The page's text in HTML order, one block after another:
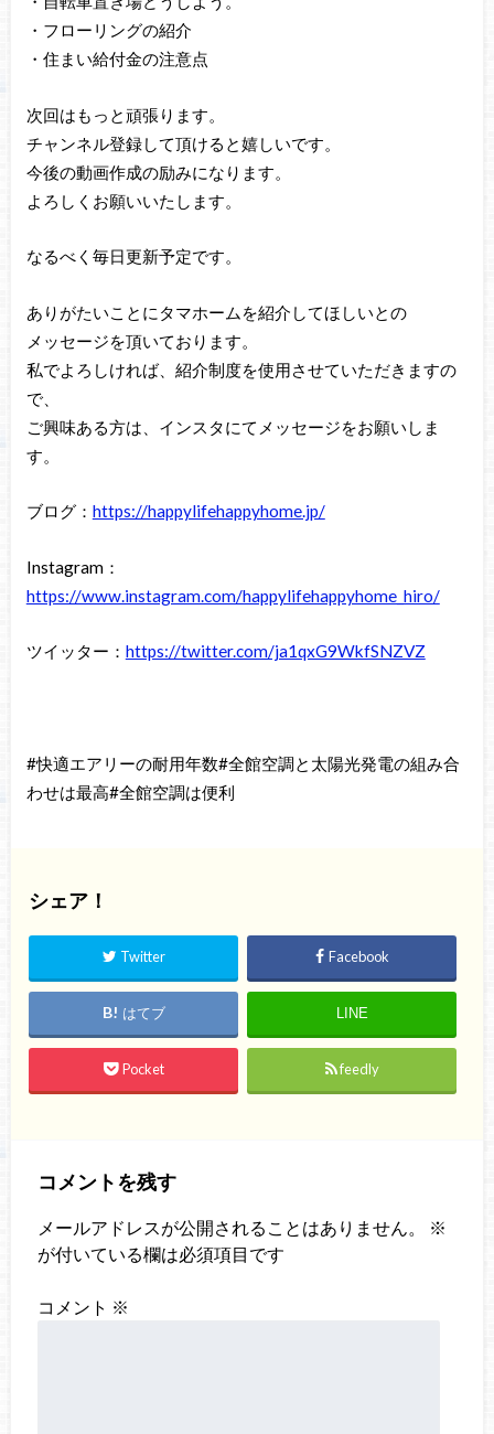
・フローリングの紹介
・住まい給付金の注意点
次回はもっと頑張ります。
チャンネル登録して頂けると嬉しいです。
今後の動画作成の励みになります。
よろしくお願いいたします。
なるべく毎日更新予定です。
ありがたいことにタマホームを紹介してほしいとの
メッセージを頂いております。
私でよろしければ、紹介制度を使用させていただきますの
で、
ご興味ある方は、インスタにてメッセージをお願いしま
す。
ブログ： https://happylifehappyhome.jp/
Instagram：
https://www.instagram.com/happylifehappyhome_hiro/
ツイッター： https://twitter.com/ja1qxG9WkfSNZVZ
#快適エアリーの耐用年数#全館空調と太陽光発電の組み合
わせは最高#全館空調は便利
シェア！
Twitter Facebook
はてブ LINE
Pocket feedly
コメントを残す
メールアドレスが公開されることはありません。
※
が付いている欄は必須項目です
コメント ※